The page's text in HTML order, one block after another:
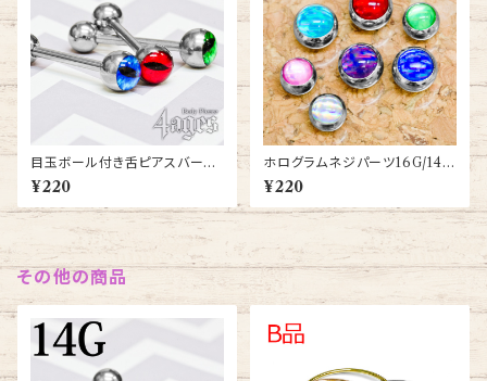
目玉ボール付き舌ピアスバーベ
ル14G(BS87-14G-SS)
¥220
ホログラムネジパーツ16G/14G
(TH-JB004)
¥220
その他の商品